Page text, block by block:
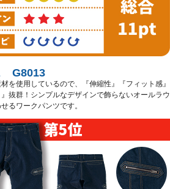
G8013
を使用しているので、『伸縮性』『フィット感』
抜群！シンプルなデザインで飾らないオールラウ
るワークパンツです。